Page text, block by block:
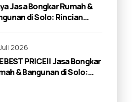
Jasa Bongkar Rumah &
di Solo: Rincian
2026
BEST PRICE!! Jasa Bongkar
& Bangunan di Solo: